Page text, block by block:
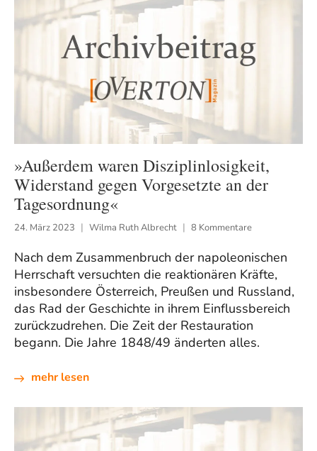
»Außerdem waren Disziplinlosigkeit,
Widerstand gegen Vorgesetzte an der
Tagesordnung«
24. März 2023 Wilma Ruth Albrecht 8 Kommentare
Nach dem Zusammenbruch der napoleonischen
Herrschaft versuchten die reaktionären Kräfte,
insbesondere Österreich, Preußen und Russland,
das Rad der Geschichte in ihrem Einflussbereich
zurückzudrehen. Die Zeit der Restauration
begann. Die Jahre 1848/49 änderten alles.
mehr lesen